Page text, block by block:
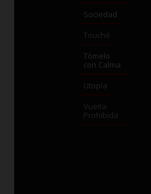
Sociedad
Touché
Tómelo
con Calma
Utopía
Vuelta
Prohibida